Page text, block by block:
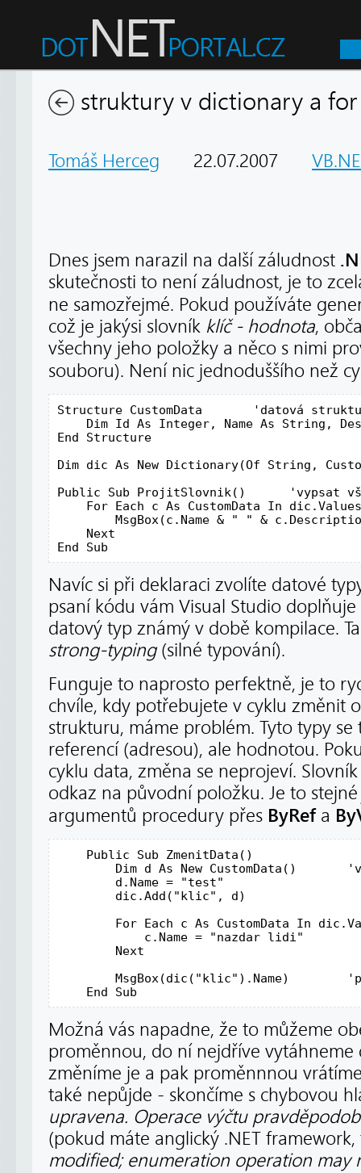
struktury v dictionary a for
Tomáš Herceg 22.07.2007
Dnes jsem narazil na další záludnost
skutečnosti to není záludnost, je to
ne samozřejmé. Pokud používáte
což je jakýsi slovník klíč - hodnota,
všechny jeho položky a něco s nimi
souboru). Není nic jednoduššího než
Structure CustomData
'datová
Dim Id As Integer, Name As String ,
End
Structure
Dim dic As New Dictionary(Of String ,
Public
Sub
'vypsat
For Each c As CustomData In dic.Values
        MsgBox(c.Name &
" "
&
Next
End
Sub
Navíc si při deklaraci zvolíte datové
psaní kódu vám Visual Studio
datový typ známý v době kompilace.
strong-typing(silné typování).
Funguje to naprosto perfektně, je to
chvíle, kdy potřebujete v cyklu změnit
strukturu, máme problém. Tyto typy
referencí (adresou), ale hodnotou.
cyklu data, změna se neprojeví.
odkaz na původní položku. Je to
argumentů procedury přes ByRefa
Public Sub ZmenitData()
Dim d As New CustomData()
        d.Name =
"test"
        dic.Add(
"klic" , d)
For Each c As CustomData In
            c.Name =
"nazdar lidi"
Next
        MsgBox(dic(
"klic" ).Name)
End
Sub
Možná vás napadne, že to můžeme
proměnnou, do ní nejdříve vytáhneme
změníme je a pak proměnnnou
také nepůjde - skončíme s chybovou
upravena. Operace výčtu
(pokud máte anglický .NET
modified; enumeration operation may